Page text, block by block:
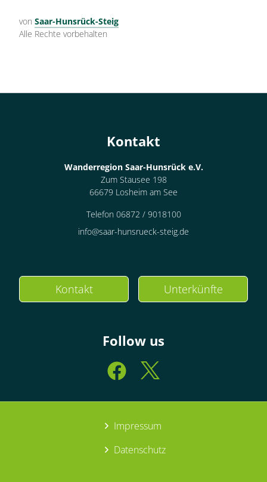
von Saar-Hunsrück-Steig
Alle Rechte vorbehalten
Kontakt
Wanderregion Saar-Hunsrück e.V.
Zum Stausee 198
66679 Losheim am See
Telefon 06872 / 9018100
info@saar-hunsrueck-steig.de
Kontakt Unterkünfte
Follow us
Impressum
Datenschutz